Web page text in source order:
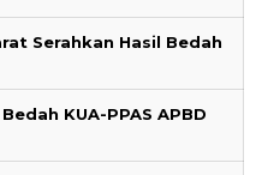
Serahkan Hasil Bedah
KUA-PPAS APBD